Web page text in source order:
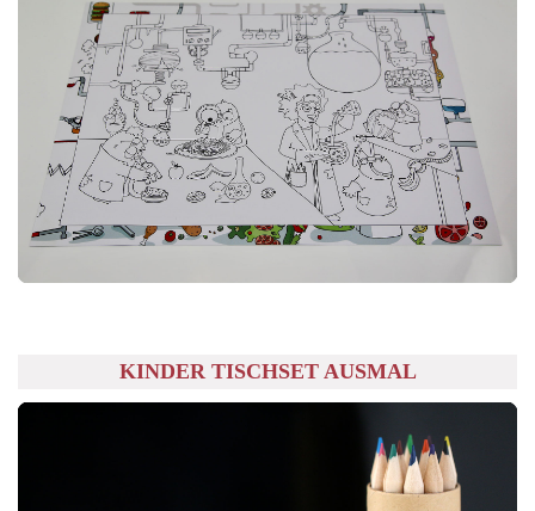
KINDER TISCHSET AUSMAL